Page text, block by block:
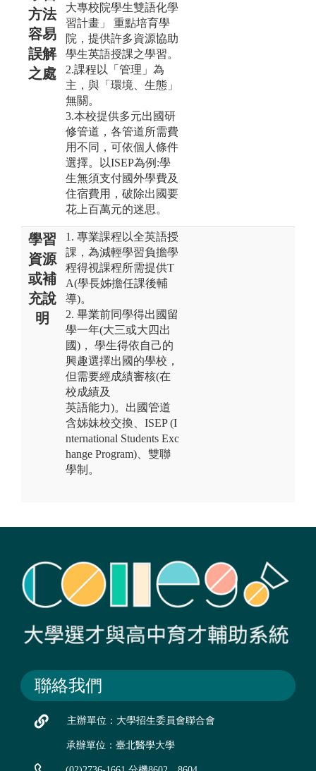
方法
容易
誤解
之處
大專校院學生雙語化學
習計畫」 重點培育學
院，提供許多資源協助
學生英語授課之學習。
2.課程以「管理」為
主，與「環境、生態」
無關。
3.本校提供多元出國研
修管道，各管道所需費
用不同，可依個人條件
選擇。以ISEP為例:學
生無須支付國外學費及
住宿費用，破除出國要
花上百萬元的迷思。
學習
資源
或補
充說
明
1. 專業課程以全英語授
課，為減輕學習負擔學
程得視課程所需提供T
A(學長姊擔任課後輔
導)。
2. 畢業前同學得出國留
學一年(大三或大四出
國)， 學生得依自己的
興趣選擇出國的學校，
但需要經成績審核(在
校成績及
英語能力)。出國管道
含姊妹校交換、ISEP (I
nternational Students Exc
hange Program)、雙聯
學制。
聯絡我們
主辦單位：大學招生委員會聯合會
承辦單位：臺北醫學大學